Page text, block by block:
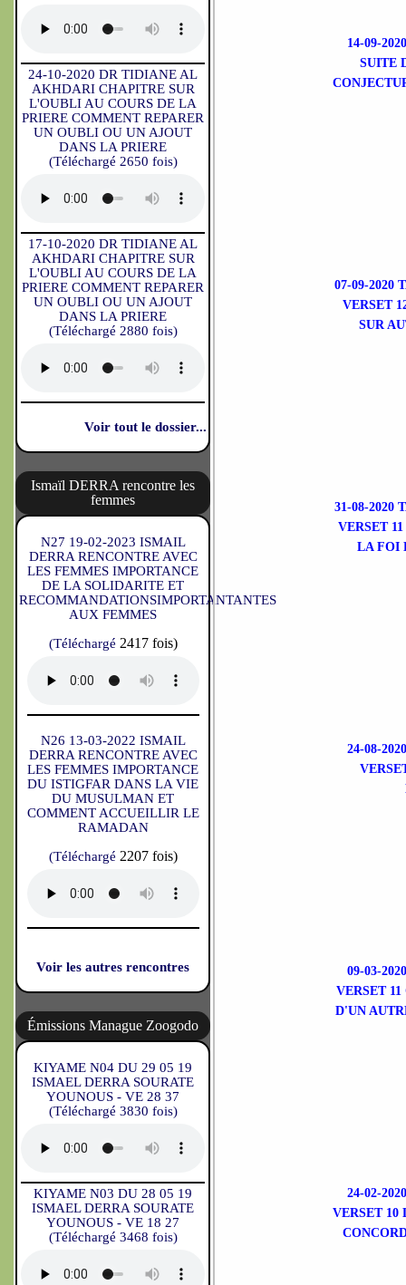
24-10-2020 DR TIDIANE AL
AKHDARI CHAPITRE SUR
L'OUBLI AU COURS DE LA
PRIERE COMMENT REPARER
UN OUBLI OU UN AJOUT
DANS LA PRIERE
(Téléchargé 2650 fois)
17-10-2020 DR TIDIANE AL
AKHDARI CHAPITRE SUR
L'OUBLI AU COURS DE LA
PRIERE COMMENT REPARER
UN OUBLI OU UN AJOUT
DANS LA PRIERE
(Téléchargé 2880 fois)
Voir tout le dossier...
Ismaïl DERRA rencontre les
femmes
N27 19-02-2023 ISMAIL
DERRA RENCONTRE AVEC
LES FEMMES IMPORTANCE
DE LA SOLIDARITE ET
RECOMMANDATIONSIMPORTANTANTES
AUX FEMMES
(Téléchargé 2417 fois)
N26 13-03-2022 ISMAIL
DERRA RENCONTRE AVEC
LES FEMMES IMPORTANCE
DU ISTIGFAR DANS LA VIE
DU MUSULMAN ET
COMMENT ACCUEILLIR LE
RAMADAN
(Téléchargé 2207 fois)
Voir les autres rencontres
Émissions Manague Zoogodo
KIYAME N04 DU 29 05 19
ISMAEL DERRA SOURATE
YOUNOUS - VE 28 37
(Téléchargé 3830 fois)
KIYAME N03 DU 28 05 19
ISMAEL DERRA SOURATE
YOUNOUS - VE 18 27
(Téléchargé 3468 fois)
14-09-
SUITE
07-09-2020
VERSET
SUR
31-08-2020
VERSET
LA FOI
24-08-
09-03-
VERSET
D'UN
24-02-
VERSET 10